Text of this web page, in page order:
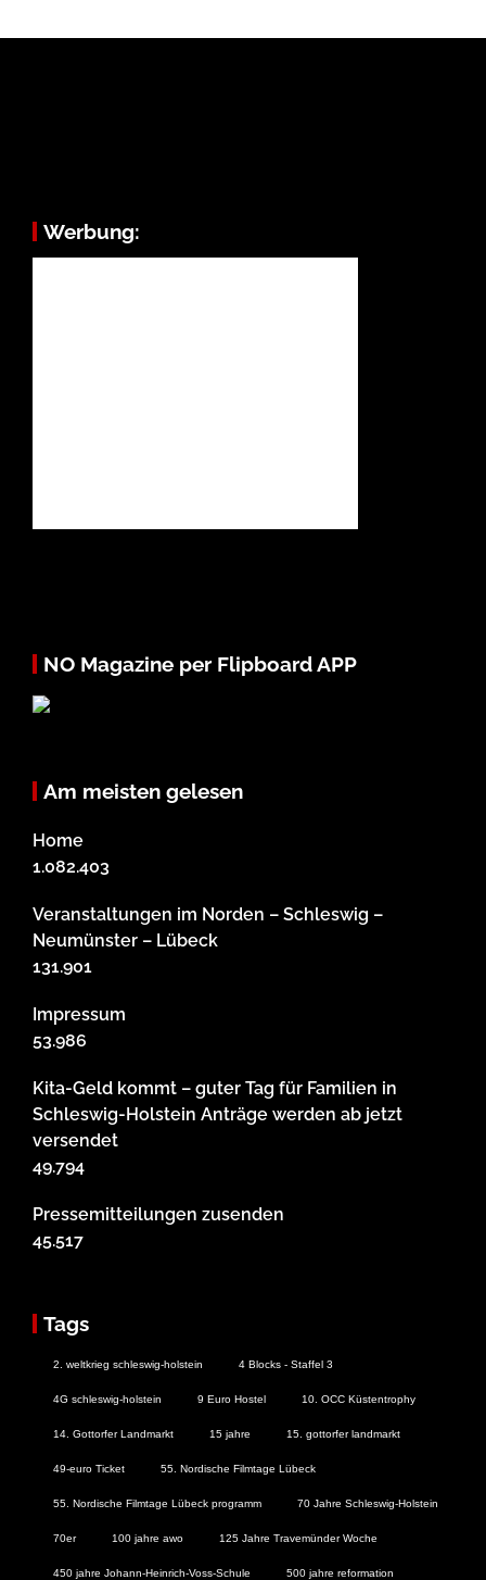
Werbung:
NO Magazine per Flipboard APP
Am meisten gelesen
Home
1.082.403
Veranstaltungen im Norden – Schleswig –
Neumünster – Lübeck
131.901
Impressum
53.986
Kita-Geld kommt – guter Tag für Familien in
Schleswig-Holstein Anträge werden ab jetzt
versendet
49.794
Pressemitteilungen zusenden
45.517
Tags
2. weltkrieg schleswig-holstein 4 Blocks - Staffel 3
4G schleswig-holstein 9 Euro Hostel 10. OCC Küstentrophy
14. Gottorfer Landmarkt 15 jahre 15. gottorfer landmarkt
49-euro Ticket 55. Nordische Filmtage Lübeck
55. Nordische Filmtage Lübeck programm 70 Jahre Schleswig-Holstein
70er 100 jahre awo 125 Jahre Travemünder Woche
450 jahre Johann-Heinrich-Voss-Schule 500 jahre reformation